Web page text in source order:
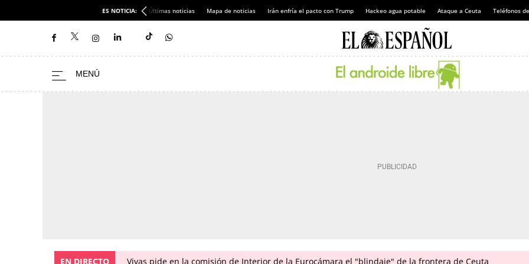
ES NOTICIA: Últimas noticias Mapa de noticias Irán enfría el pacto con Trump Hackeo agua potable Ataque a Ceuta Teléfonos
EN DIRECTO Vivas pide en la comisión de Interior de la Eurocámara el "blindaje" de la frontera de Ceuta